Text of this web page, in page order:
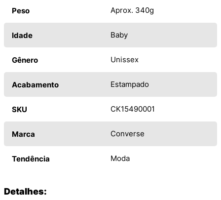
Peso Aprox. 340g
Idade Baby
Gênero Unissex
Acabamento Estampado
SKU CK15490001
Marca Converse
Tendência Moda
Detalhes: